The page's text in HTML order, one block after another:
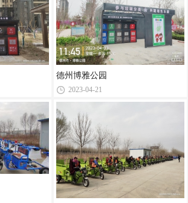
德州博雅公园
2023-04-21